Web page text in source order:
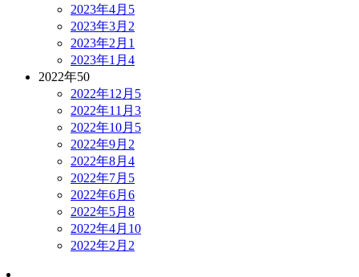
2023年4月 5
2023年3月 2
2023年2月 1
2023年1月 4
2022年50
2022年12月 5
2022年11月 3
2022年10月 5
2022年9月 2
2022年8月 4
2022年7月 5
2022年6月 6
2022年5月 8
2022年4月 10
2022年2月 2